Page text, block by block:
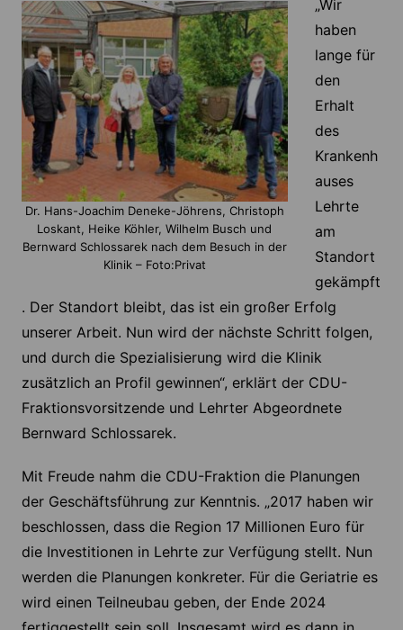
Dr. Hans-Joachim Deneke-Jöhrens, Christoph
Loskant, Heike Köhler, Wilhelm Busch und
Bernward Schlossarek nach dem Besuch in der
Klinik – Foto:Privat
„Wir
haben
lange für
den
Erhalt
des
Krankenh
auses
Lehrte
am
Standort
gekämpft
. Der Standort bleibt, das ist ein großer Erfolg
unserer Arbeit. Nun wird der nächste Schritt folgen,
und durch die Spezialisierung wird die Klinik
zusätzlich an Profil gewinnen“, erklärt der CDU-
Fraktionsvorsitzende und Lehrter Abgeordnete
Bernward Schlossarek.
Mit Freude nahm die CDU-Fraktion die Planungen
der Geschäftsführung zur Kenntnis. „2017 haben wir
beschlossen, dass die Region 17 Millionen Euro für
die Investitionen in Lehrte zur Verfügung stellt. Nun
werden die Planungen konkreter. Für die Geriatrie es
wird einen Teilneubau geben, der Ende 2024